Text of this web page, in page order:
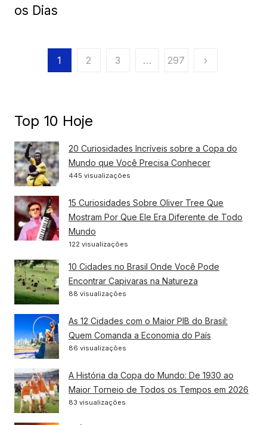
os Dias
Paginação
1 2 3 … 297 ›
Top 10 Hoje
20 Curiosidades Incríveis sobre a Copa do
Mundo que Você Precisa Conhecer
445 visualizações
15 Curiosidades Sobre Oliver Tree Que
Mostram Por Que Ele Era Diferente de Todo
Mundo
122 visualizações
10 Cidades no Brasil Onde Você Pode
Encontrar Capivaras na Natureza
88 visualizações
As 12 Cidades com o Maior PIB do Brasil:
Quem Comanda a Economia do País
86 visualizações
A História da Copa do Mundo: De 1930 ao
Maior Torneio de Todos os Tempos em 2026
83 visualizações